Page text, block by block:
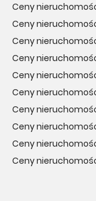
Ceny
Ceny
Ceny
Ceny
Ceny
Ceny
Ceny
Ceny
Ceny
Ceny